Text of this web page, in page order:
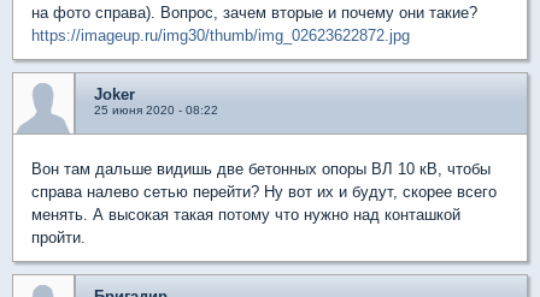
на фото справа). Вопрос, зачем вторые и почему они такие?
https://imageup.ru/img30/thumb/img_02623622872.jpg
Joker
25 июня 2020 - 08:22
Вон там дальше видишь две бетонных опоры ВЛ 10 кВ, чтобы
справа налево сетью перейти? Ну вот их и будут, скорее всего
менять. А высокая такая потому что нужно над конташкой
пройти.